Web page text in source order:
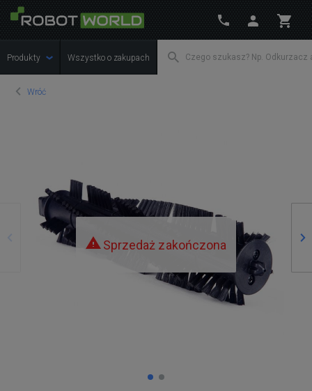
Produkty Wszystko o zakupach
Wróć
Poprzedni
Sprzedaż zakończona